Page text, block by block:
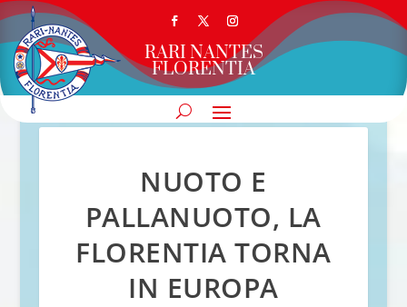
RARI NANTES
FLORENTIA
NUOTO E
PALLANUOTO, LA
FLORENTIA TORNA
IN EUROPA